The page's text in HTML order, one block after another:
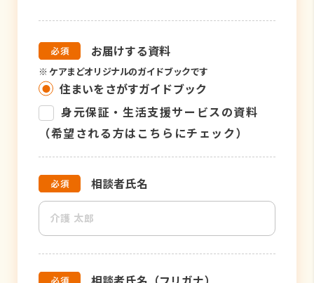
お届けする資料
※ ケアまどオリジナルのガイドブックです
住まいをさがすガイドブック
身元保証・生活支援サービスの資料
（希望される方はこちらにチェック）
相談者氏名